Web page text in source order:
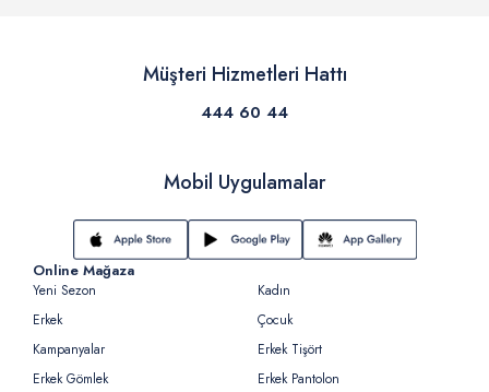
Müşteri Hizmetleri Hattı
444 60 44
Mobil Uygulamalar
Online Mağaza
Yeni Sezon
Kadın
Erkek
Çocuk
Kampanyalar
Erkek Tişört
Erkek Gömlek
Erkek Pantolon